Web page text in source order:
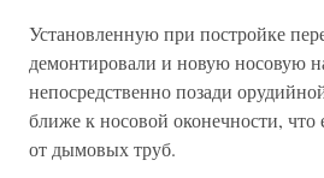
Установленную при постройке
демонтировали и новую носовую
непосредственно позади
ближе к носовой оконечности,
от дымовых труб.